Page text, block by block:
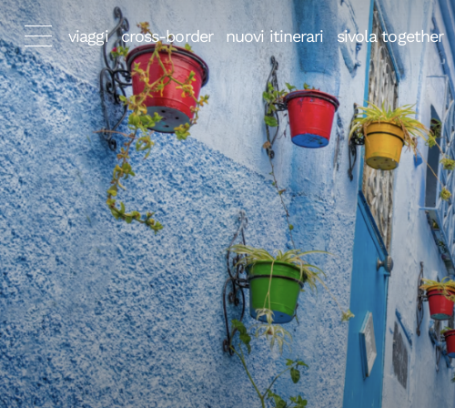
viaggi cross-border nuovi itinerari sivola together